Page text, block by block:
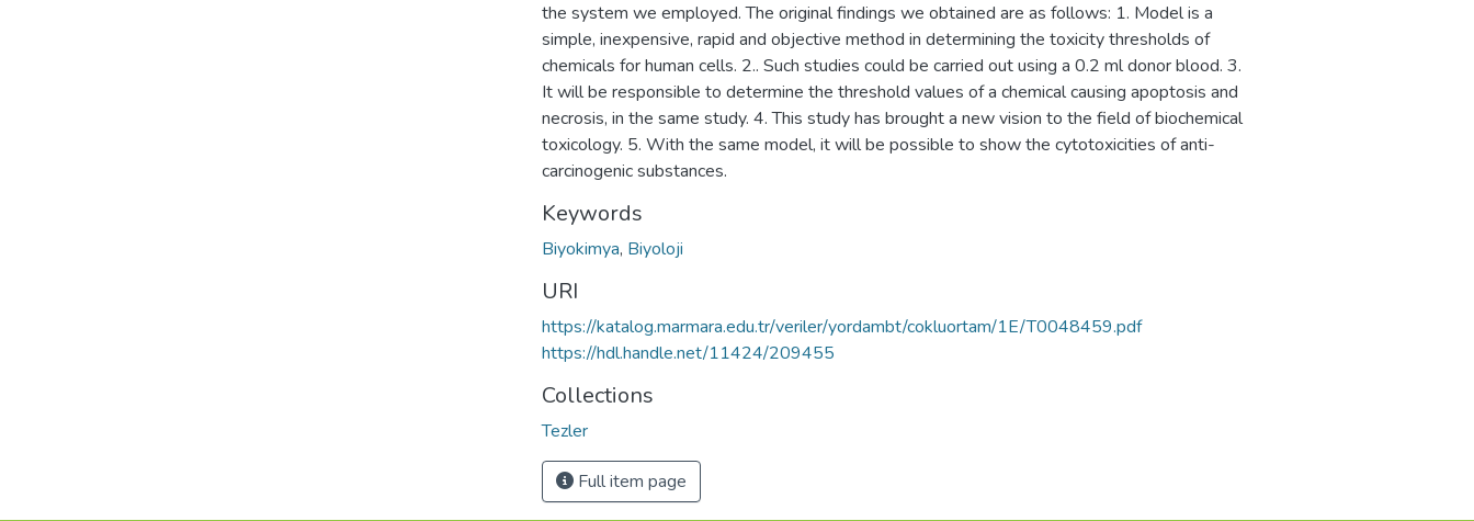
the system we employed. The original findings we obtained are as follows: 1. Model is a
simple, inexpensive, rapid and objective method in determining the toxicity thresholds of
chemicals for human cells. 2.. Such studies could be carried out using a 0.2 ml donor blood. 3.
It will be responsible to determine the threshold values of a chemical causing apoptosis and
necrosis, in the same study. 4. This study has brought a new vision to the field of biochemical
toxicology. 5. With the same model, it will be possible to show the cytotoxicities of anti-
carcinogenic substances.
Keywords
Biyokimya, Biyoloji
URI
https://katalog.marmara.edu.tr/veriler/yordambt/cokluortam/1E/T0048459.pdf
https://hdl.handle.net/11424/209455
Collections
Tezler
Full item page